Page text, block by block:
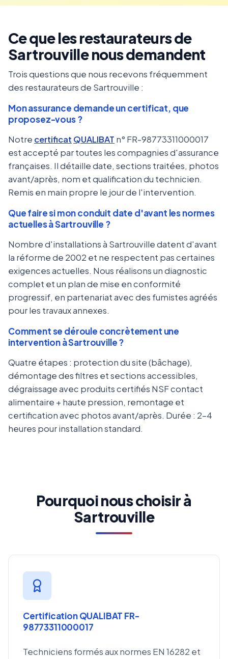
Ce que les restaurateurs de
Sartrouville nous demandent
Trois questions que nous recevons fréquemment
des restaurateurs de Sartrouville :
Mon assurance demande un certificat, que
proposez-vous ?
Notre certificat QUALIBAT n° FR-98773311000017
est accepté par toutes les compagnies d'assurance
françaises. Il détaille date, sections traitées, photos
avant/après, nom et qualification du technicien.
Remis en main propre le jour de l'intervention.
Que faire si mon conduit date d'avant les normes
actuelles à Sartrouville ?
Nombre d'installations à Sartrouville datent d'avant
la réforme de 2002 et ne respectent pas certaines
exigences actuelles. Nous réalisons un diagnostic
complet et un plan de mise en conformité
progressif, en partenariat avec des fumistes agréés
pour les travaux annexes.
Comment se déroule concrètement une
intervention à Sartrouville ?
Quatre étapes : protection du site (bâchage),
démontage des filtres et sections accessibles,
dégraissage avec produits certifiés NSF contact
alimentaire + haute pression, remontage et
certification avec photos avant/après. Durée : 2-4
heures pour installation standard.
Pourquoi nous choisir à
Sartrouville
Certification QUALIBAT FR-
98773311000017
Techniciens formés aux normes EN 16282 et